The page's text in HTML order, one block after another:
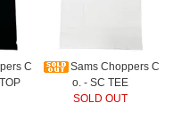
C
Sams Choppers C
o. - SC TEE
SOLD OUT